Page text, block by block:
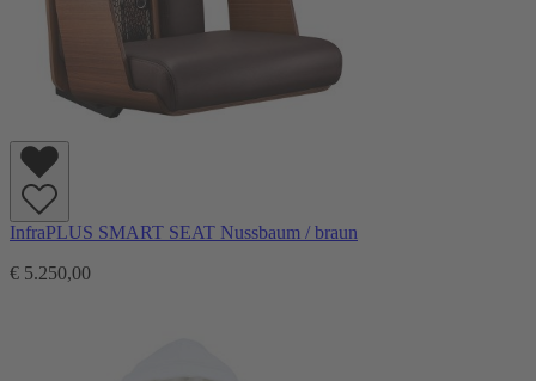
InfraPLUS SMART SEAT Nussbaum / braun
€ 5.250,00